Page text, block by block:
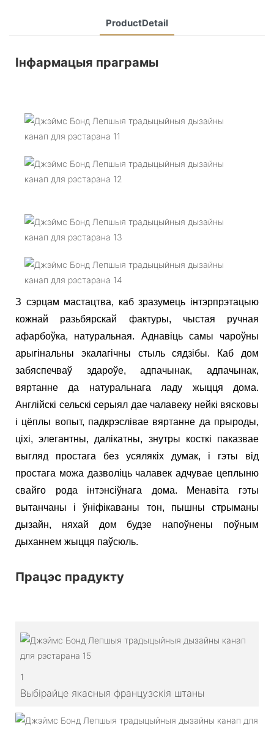
ProductDetail
Інфармацыя праграмы
З сэрцам мастацтва, каб зразумець інтэрпрэтацыю
кожнай разьбярскай фактуры, чыстая ручная
афарбоўка, натуральная. Аднавіць самы чароўны
арыгінальны экалагічны стыль сядзібы. Каб дом
забяспечваў здароўе, адпачынак, адпачынак,
вяртанне да натуральнага ладу жыцця дома.
Англійскі сельскі серыял дае чалавеку нейкі вясковы
і цёплы вопыт, падкрэслівае вяртанне да прыроды,
ціхі, элегантны, далікатны, знутры косткі паказвае
выгляд простага без усялякіх думак, і гэты від
простага можа дазволіць чалавек адчувае цеплыню
свайго рода інтэнсіўнага дома. Менавіта гэты
вытанчаны і ўніфікаваны тон, пышны стрыманы
дызайн, няхай дом будзе напоўнены поўным
дыханнем жыцця паўсюль.
Працэс прадукту
1
Выбірайце якасныя французскія штаны